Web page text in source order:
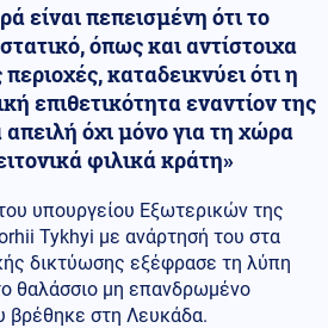
είναι πεπεισμένη ότι το
όπως και αντίστοιχα
καταδεικνύει ότι η
επιθετικότητα εναντίον της
όχι μόνο για τη χώρα
φιλικά κράτη»
υπουργείου Εξωτερικών της
Tykhyi με ανάρτησή του στα
δικτύωσης εξέφρασε τη λύπη
θαλάσσιο μη επανδρωμένο
βρέθηκε στη Λευκάδα.